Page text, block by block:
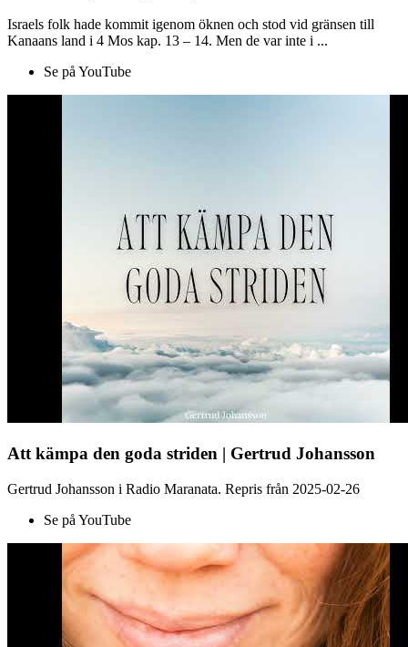
Israels folk hade kommit igenom öknen och stod vid gränsen till
Kanaans land i 4 Mos kap. 13 – 14. Men de var inte i ...
Se på YouTube
Att kämpa den goda striden | Gertrud Johansson
Gertrud Johansson i Radio Maranata. Repris från 2025-02-26
Se på YouTube